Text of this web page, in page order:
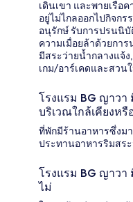
เดินเขา และพายเรือ
อยู่ไม่ไกลออกไปกิจกร
อนุรักษ์ รับการปรนนิ
ความเมื่อยล้าด้วยกา
มีสระว่ายน้ำกลางแจ้
เกม/อาร์เคดและสวน
โรงแรม BG ญาว
บริเวณใกล้เคียงหรื
ที่พักมีร้านอาหารซึ่งม
ประทานอาหารริมสร
โรงแรม BG ญาว
ไม่